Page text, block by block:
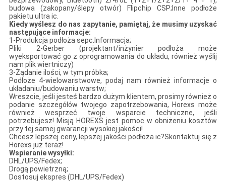
budowa (zakopany/ślepy otwór) Flipchip CSP;Inne podłoże
pakietu ultra ic.
Kiedy wyślesz do nas zapytanie, pamiętaj, że musimy uzyskać
następujące informacje:
1-Produkcja podłoża sepc.Informacja;
Pliki 2-Gerber (projektant/inżynier podłoża może
wyeksportować go z oprogramowania do układu, również wyślij
nam plik wiertniczy)
3-Żądanie ilości, w tym próbka;
Podłoże 4-wielowarstwowe, podaj nam również informacje o
układaniu/budowaniu warstw;
Wreszcie, jeśli jesteś bardzo dużym klientem, prosimy również o
podanie szczegółów twojego zapotrzebowania, Horexs może
również wesprzeć twoje wsparcie techniczne, jeśli
potrzebujesz! Misją HOREXS jest pomoc w obniżeniu kosztów
przy tej samej gwarancji wysokiej jakości!
Chcesz lepszej ceny, lepszej jakości podłoża ic?Skontaktuj się z
Horexs już teraz!
Wspieranie wysyłki:
DHL/UPS/Fedex;
Drogą powietrzną;
Dostosuj ekspres (DHL/UPS/Fedex)